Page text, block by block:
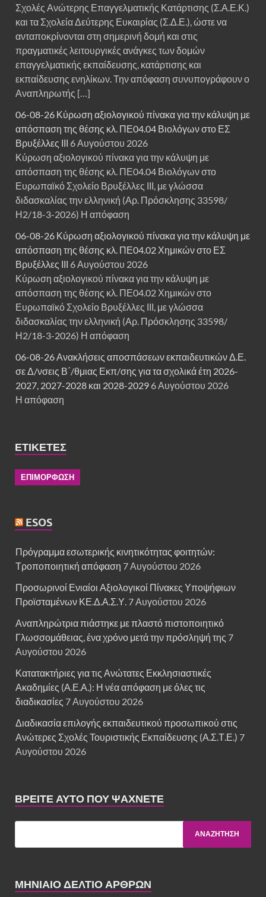
Σχολές Ανώτερης Επαγγελματικής Κατάρτισης (Σ.Α.Ε.Κ.)
και τα Σχολεία Δεύτερης Ευκαιρίας (Σ.Δ.Ε.), ώστε να
ανταποκρίνονται στη σημερινή δομή και στις
πραγματικές λειτουργικές ανάγκες των δομών
επαγγελματικής εκπαίδευσης, κατάρτισης και
εκπαίδευσης ενηλίκων. Την απόφαση συνυπογράφουν ο
Αναπληρωτής […]
06-08-26 Κύρωση αξιολογικού πίνακα για την κάλυψη με
απόσπαση της θέσης κλ. ΠΕ04.04 Βιολόγων στο ΕΣ
Βρυξέλλες ΙΙΙ 6 Αυγούστου 2026
Κύρωση αξιολογικού πίνακα για την κάλυψη με
απόσπαση της θέσης κλ. ΠΕ04.04 Βιολόγων στο
Ευρωπαϊκό Σχολείο Βρυξέλλες ΙΙΙ, με γλώσσα
διδασκαλίας την ελληνική (Αρ. Πρόσκλησης 33598/
Η2/18-3-2026) Η απόφαση
06-08-26 Κύρωση αξιολογικού πίνακα για την κάλυψη με
απόσπαση της θέσης κλ. ΠΕ04.02 Χημικών στο ΕΣ
Βρυξέλλες ΙΙΙ 6 Αυγούστου 2026
Κύρωση αξιολογικού πίνακα για την κάλυψη με
απόσπαση της θέσης κλ. ΠΕ04.02 Χημικών στο
Ευρωπαϊκό Σχολείο Βρυξέλλες ΙΙΙ, με γλώσσα
διδασκαλίας την ελληνική (Αρ. Πρόσκλησης 33598/
Η2/18-3-2026) Η απόφαση
06-08-26 Ανακλήσεις αποσπάσεων εκπαιδευτικών Δ.Ε.
σε Δ/νσεις Β΄/θμιας Εκπ/σης για τα σχολικά έτη 2026-
2027, 2027-2028 και 2028-2029 6 Αυγούστου 2026
Η απόφαση
ΕΤΙΚΈΤΕΣ
ΕΠΙΜΟΡΦΩΣΗ
ESOS
Πρόγραμμα εσωτερικής κινητικότητας φοιτητών:
Τροποποιητική απόφαση 7 Αυγούστου 2026
Προσωρινοί Ενιαίοι Αξιολογικοί Πίνακες Υποψήφιων
Προϊσταμένων ΚΕ.Δ.Α.Σ.Υ. 7 Αυγούστου 2026
Αναπληρώτρια πιάστηκε με πλαστό πιστοποιητικό
Γλωσσομάθειας, ένα χρόνο μετά την πρόσληψή της 7
Αυγούστου 2026
Κατατακτήριες για τις Ανώτατες Εκκλησιαστικές
Ακαδημίες (Α.Ε.Α.): Η νέα απόφαση με όλες τις
διαδικασίες 7 Αυγούστου 2026
Διαδικασία επιλογής εκπαιδευτικού προσωπικού στις
Ανώτερες Σχολές Τουριστικής Εκπαίδευσης (Α.Σ.Τ.Ε.) 7
Αυγούστου 2026
ΒΡΕΊΤΕ ΑΥΤΌ ΠΟΥ ΨΆΧΝΕΤΕ
ΜΗΝΙΑΙΟ ΔΕΛΤΙΟ ΑΡΘΡΩΝ